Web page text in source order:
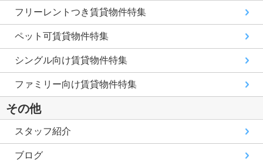
フリーレントつき賃貸物件特集
ペット可賃貸物件特集
シングル向け賃貸物件特集
ファミリー向け賃貸物件特集
その他
スタッフ紹介
ブログ